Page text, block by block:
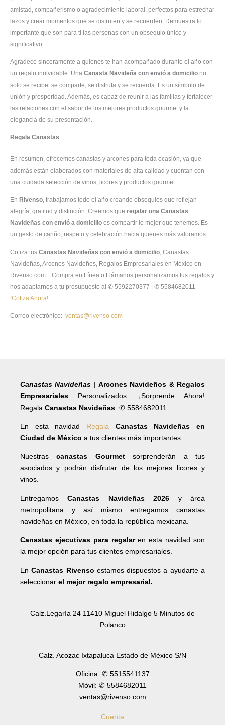
amistad, compañerismo o agradecimiento laboral, perfectos para estrechar
lazos y crear momentos que se disfruten y se recuerden. Demuestra lo
importante que son para ti las personas con un obsequio único y
significativo.
Agradece sinceramente a quienes te han acompañado durante el año con
un regalo inolvidable. Una Canasta Navideña con envió a domicilio no
solo se recibe: se comparte, se disfruta y se recuerda. Es un símbolo de
unión y prosperidad. Además, es capaz de reunir a las familias y fortalecer
las relaciones con el sabor de los mejores productos gourmet y la
elegancia de su presentación.
Regala Canastas
En resumen, ofrecemos canastas y arcones para toda ocasión, ya que
además están elaborados con materiales de alta calidad y cuentan con
una cuidada selección de vinos, licores y productos gourmet.
En Rivenso, trabajamos todo el año creando obsequios que reflejan
alegría, gratitud y distinción. Creemos que regalar una Canastas
Navideñas con envió a domicilio es compartir lo mejor que tenemos. Es
un gesto de cariño, respeto y celebración hacia quienes más valoramos.
Cotiza tus Canastas Navideñas con envió a domicilio, Canastas
Navideñas, Arcones Navideños, Regalos Empresariales en México en
Rivenso.com . Compra en Línea o Llámanos personalizamos tus regalos y
nos adaptarnos a tu presupuesto al ✆ 5592270377 | ✆ 5584682011
!Cotiza Ahora!
Correo electrónico: ventas@rivenso.com
Canastas Navideñas |Arcones Navideños & Regalos
Empresariales Personalizados. ¡Sorprende Ahora!
Regala Canastas Navideñas ✆ 5584682011.
En esta navidad Regala Canastas Navideñas en
Ciudad de México a tus clientes más importantes.
Nuestrascanastas Gourmetsorprenderán a tus
asociados y podrán disfrutar de los mejores licores y
vinos.
EntregamosCanastas Navideñas 2026 y área
metropolitana y así mismo entregamos canastas
navideñas en México, en toda la república mexicana.
Canastas ejecutivas para regalaren esta navidad son
la mejor opción para tus clientes empresariales.
EnCanastas Rivenso estamos dispuestos a ayudarte a
seleccionar el mejor regalo empresarial.
Calz.Legaría 24 11410 Miguel Hidalgo 5 Minutos de
Polanco
Calz. Acozac Ixtapaluca Estado de México S/N
Oficina: ✆ 5515541137
Móvil: ✆ 5584682011
ventas@rivenso.com
Cuenta